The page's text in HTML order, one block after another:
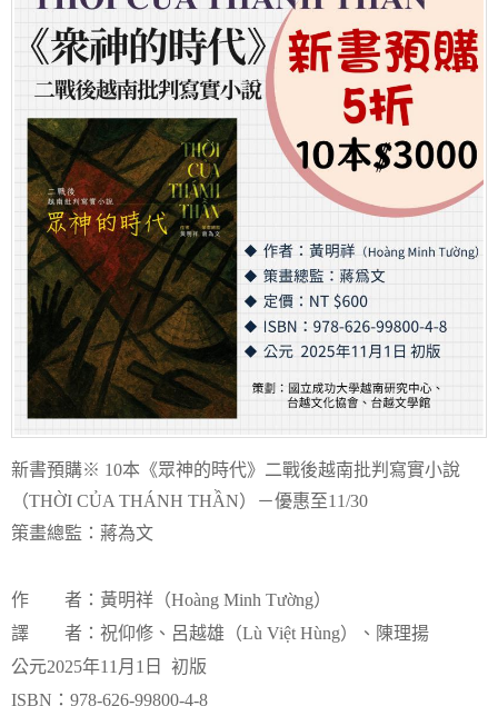
新書預購※ 10本《眾神的時代》二戰後越南批判寫實小說
（THỜI CỦA THÁNH THẦN）－優惠至11/30
策畫總監：蔣為文
作 者：黃明祥（Hoàng Minh Tường）
譯 者：祝仰修、呂越雄（Lù Việt Hùng）、陳理揚
公元2025年11月1日 初版
ISBN：978-626-99800-4-8